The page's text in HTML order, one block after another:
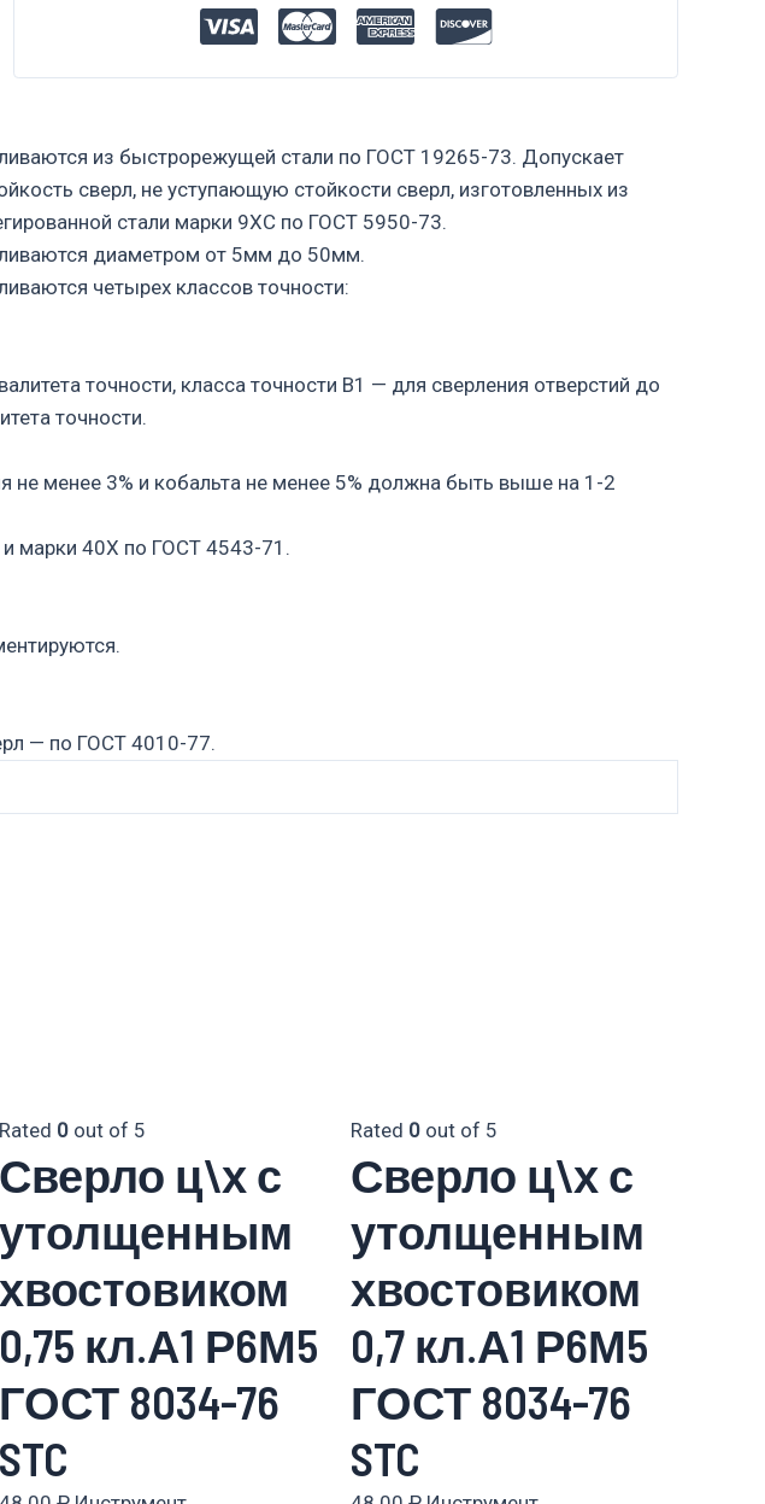
из быстрорежущей стали по ГОСТ 19265-73. Допускает
сверл, не уступающую стойкости сверл, изготовленных из
стали марки 9ХС по ГОСТ 5950-73.
диаметром от 5мм до 50мм.
четырех классов точности:
точности, класса точности В1 — для сверления отверстий до
точности.
не менее 3% и кобальта не менее 5% должна быть выше на 1-2
и марки 40Х по ГОСТ 4543-71.
— по ГОСТ 4010-77.
Rated 0out of 5
Сверло ц\х с
утолщенным
хвостовиком
0,75 кл.А1 Р6М5
ГОСТ 8034-76
STC
Rated 0out of 5
Сверло ц\х с
утолщенным
хвостовиком
0,7 кл.А1 Р6М5
ГОСТ 8034-76
STC